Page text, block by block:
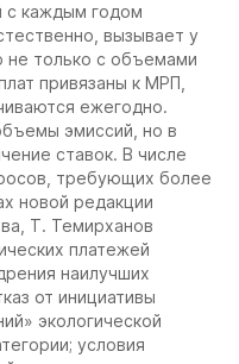
с каждым годом
вызывает у
не только с объемами
привязаны к МРП,
ежегодно.
эмиссий, но в
ставок. В числе
требующих более
новой редакции
Т. Темирханов
платежей
наилучших
от инициативы
экологической
условия